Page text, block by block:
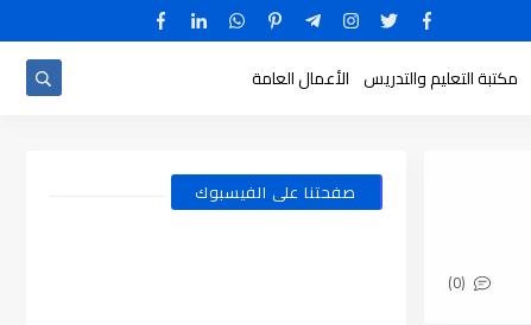
مكتبة التعليم والتدريس الأعمال العامة
(0)
صفحتنا على الفيسبوك